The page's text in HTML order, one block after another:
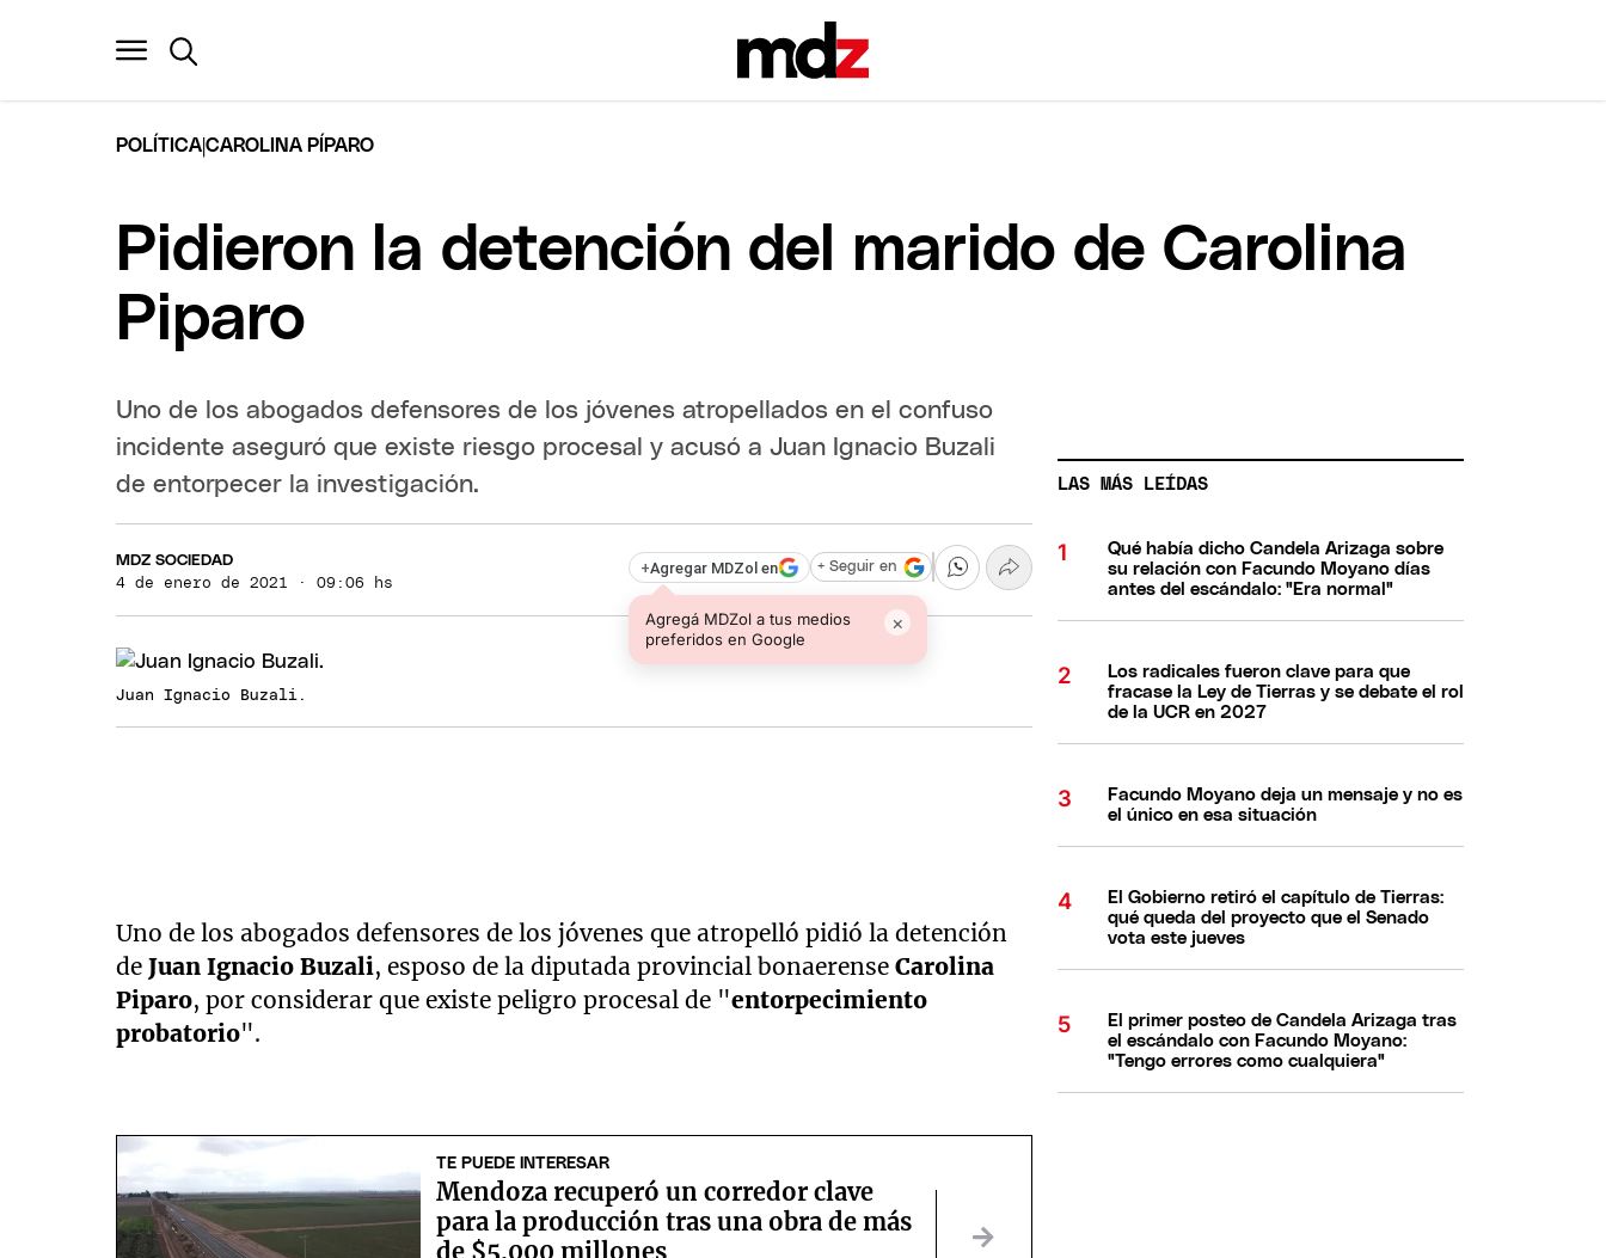
POLÍTICA|CAROLINA PÍPARO
Pidieron la detención del marido de Carolina
Piparo
Uno de los abogados defensores de los jóvenes atropellados en el confuso
incidente aseguró que existe riesgo procesal y acusó a Juan Ignacio Buzali
de entorpecer la investigación.
MDZ SOCIEDAD
4 de enero de 2021 · 09:06 hs
+Agregar MDZol en
Agregá MDZol a tus medios
preferidos en Google
×
+ Seguir en
Juan Ignacio Buzali.
Uno de los abogados defensores de los jóvenes que atropelló pidió la detención
deJuan Ignacio Buzali, esposo de la diputada provincial bonaerenseCarolina
Piparo, por considerar que existe peligro procesal de "entorpecimiento
probatorio".
TE PUEDE INTERESAR
Mendoza recuperó un corredor clave
para la producción tras una obra de más
de $5.000 millones
LAS MÁS LEÍDAS
Qué había dicho Candela Arizaga sobre
su relación con Facundo Moyano días
antes del escándalo: "Era normal"
Los radicales fueron clave para que
fracase la Ley de Tierras y se debate el rol
de la UCR en 2027
Facundo Moyano deja un mensaje y no es
el único en esa situación
El Gobierno retiró el capítulo de Tierras:
qué queda del proyecto que el Senado
vota este jueves
El primer posteo de Candela Arizaga tras
el escándalo con Facundo Moyano:
"Tengo errores como cualquiera"